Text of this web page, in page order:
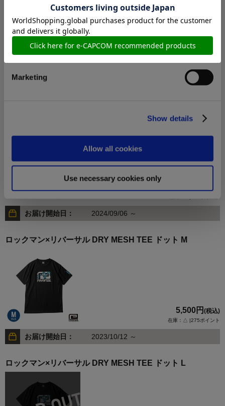
Statistics
Marketing
Show details
Allow all cookies
Use necessary cookies only
(税込)
在庫：× |275ポイント
お届け開始日：
(税込)
お届け開始日： 2024/09/06 ～
ロックマン×リバーサル DRY MESH TEE ドット M
5,500円 (税込)
在庫：△ |275ポイント
お届け開始日： 2023/10/12 ～
ロックマン×リバーサル DRY MESH TEE ドット L